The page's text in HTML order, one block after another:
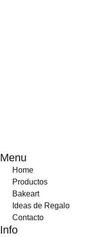
Menu
Home
Productos
Bakeart
Ideas de Regalo
Contacto
Info